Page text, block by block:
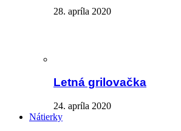
28. apríla 2020
Letná grilovačka
24. apríla 2020
Nátierky